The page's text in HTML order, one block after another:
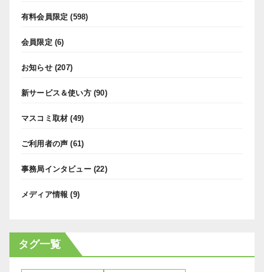
有料会員限定 (598)
会員限定 (6)
お知らせ(207)
新サービス＆使い方(90)
マスコミ取材 (49)
ご利用者の声 (61)
事務局インタビュー(22)
メディア情報 (9)
タグ一覧